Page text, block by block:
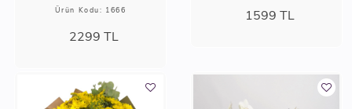
Ürün Kodu: 1666
2299 TL
1599 TL